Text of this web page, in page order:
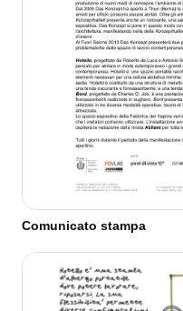
Comunicato stampa